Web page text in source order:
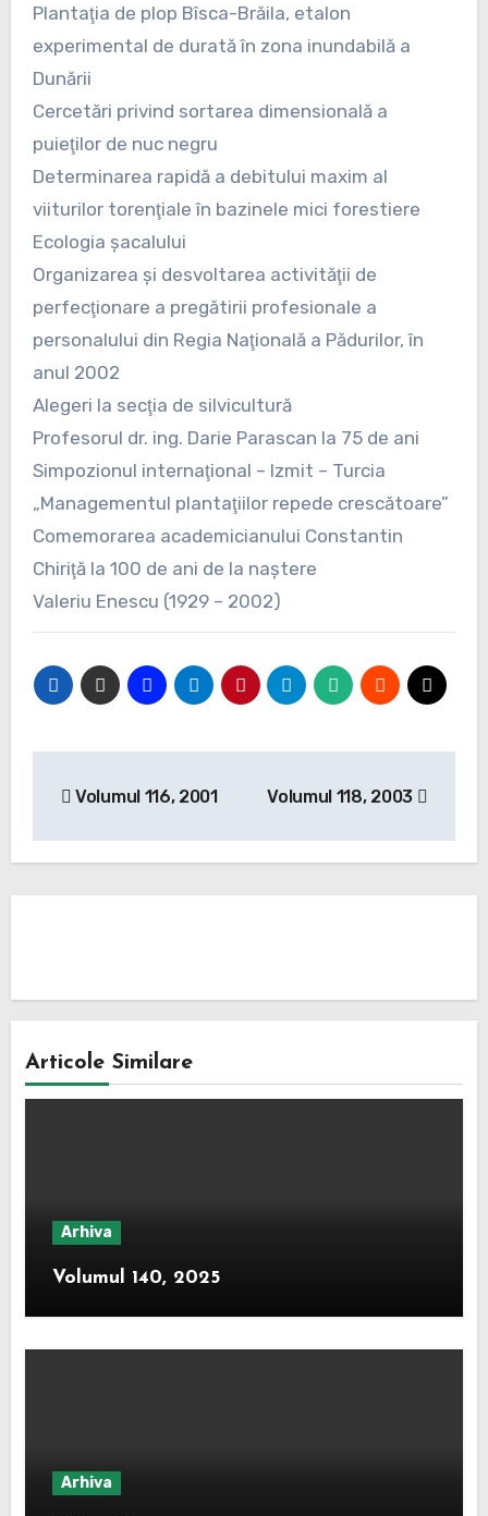
Plantaţia de plop Bîsca-Brăila, etalon
experimental de durată în zona inundabilă a
Dunării
Cercetări privind sortarea dimensională a
puieţilor de nuc negru
Determinarea rapidă a debitului maxim al
viiturilor torenţiale în bazinele mici forestiere
Ecologia şacalului
Organizarea şi desvoltarea activităţii de
perfecţionare a pregătirii profesionale a
personalului din Regia Naţională a Pădurilor, în
anul 2002
Alegeri la secţia de silvicultură
Profesorul dr. ing. Darie Parascan la 75 de ani
Simpozionul internaţional – Izmit – Turcia
„Managementul plantaţiilor repede crescătoare”
Comemorarea academicianului Constantin
Chiriţă la 100 de ani de la naştere
Valeriu Enescu (1929 – 2002)
articole
Volumul 116, 2001 Volumul 118, 2003
Articole Similare
Arhiva
Volumul 140, 2025
Arhiva